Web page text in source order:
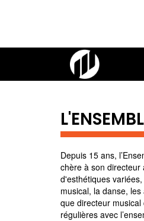
Depuis 15 ans,
chère à son directeur
d'esthétiques
musical, la danse,
que directeur
régulières avec